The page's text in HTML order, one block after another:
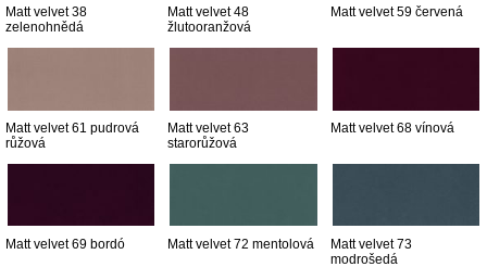
Matt velvet 38
zelenohnědá
Matt velvet 48
žlutooranžová
Matt velvet 59 červená
Matt velvet 61 pudrová
růžová
Matt velvet 63
starorůžová
Matt velvet 68 vínová
Matt velvet 69 bordó Matt velvet 72 mentolová
Matt velvet 73
modrošedá